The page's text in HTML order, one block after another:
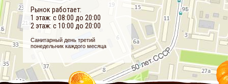
Рынок работает:
1 этаж: с 08:00 до 20:00
2 этаж: с 10:00 до 20:00
Санитарный день третий
понедельник каждого месяца